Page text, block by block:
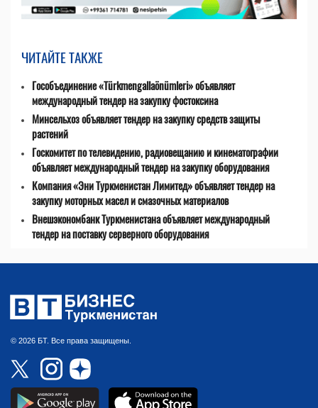
ЧИТАЙТЕ ТАКЖЕ
Гособъединение «Türkmengallaönümleri» объявляет
международный тендер на закупку фостоксина
Минсельхоз объявляет тендер на закупку средств защиты
растений
Госкомитет по телевидению, радиовещанию и кинематографии
объявляет международный тендер на закупку оборудования
Компания «Эни Туркменистан Лимитед» объявляет тендер на
закупку моторных масел и смазочных материалов
Внешэкономбанк Туркменистана объявляет международный
тендер на поставку серверного оборудования
© 2026 БТ. Все права защищены.